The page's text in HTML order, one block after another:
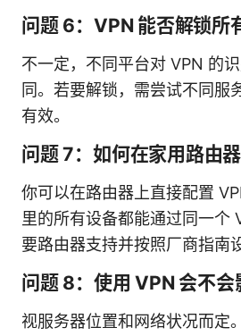
问题 6：VPN 能否解锁所
不一定，不同平台对 VPN 的
同。若要解锁，需尝试不同服
有效。
问题 7：如何在家用路由
你可以在路由器上直接配置
里的所有设备都能通过同一个
要路由器支持并按照厂商指南
问题 8：使用 VPN 会不会
视服务器位置和网络状况而定